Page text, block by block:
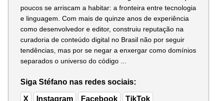
poucos se arriscam a habitar: a fronteira entre tecnologia
e linguagem. Com mais de quinze anos de experiência
como desenvolvedor e editor, construiu reputação na
curadoria de conteúdo digital no Brasil não por seguir
tendências, mas por se negar a enxergar como domínios
separados o universo do código ...
Siga Stéfano nas redes sociais:
X Instagram Facebook TikTok